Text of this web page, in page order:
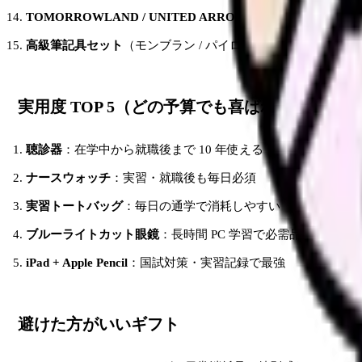
TOMORROWLAND / UNITED ARROWS 商品券 ：¥30,000
高級筆記具セット （モンブラン / パイロット）：¥20,000-
実用度 TOP 5（どの予算でも喜ばれる）
聴診器 ：在学中から就職後まで 10 年使える
ナースウォッチ ：実習・就職後も毎日必須
実習トートバッグ：毎日の通学で消耗しやすい
ブルーライトカット眼鏡：長時間 PC 学習で必需品
iPad + Apple Pencil ：国試対策・実習記録で最強
避けた方がいいギフト